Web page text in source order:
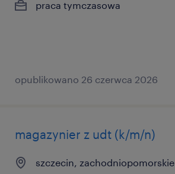
praca tymczasowa
opublikowano 26 czerwca 2026
magazynier z udt (k/m/n)
szczecin, zachodniopomorskie